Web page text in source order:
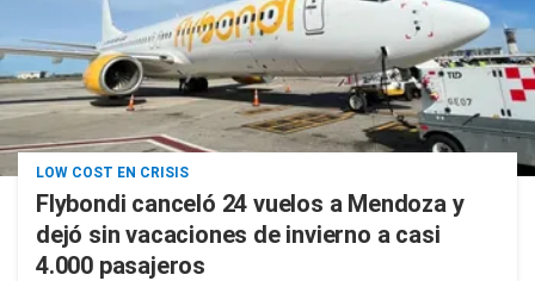
LOW COST EN CRISIS
Flybondi canceló 24 vuelos a Mendoza y
dejó sin vacaciones de invierno a casi
4.000 pasajeros